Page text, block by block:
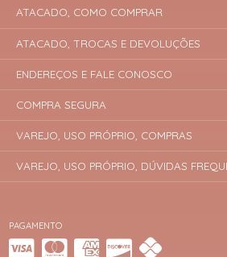
PAGAMENTO
ATACADO, COMO COMPRAR
ATACADO, TROCAS E DEVOLUÇÕES
ENDEREÇOS E FALE CONOSCO
COMPRA SEGURA
VAREJO, USO PRÓPRIO, COMPRAS
VAREJO, USO PRÓPRIO, DÚVIDAS